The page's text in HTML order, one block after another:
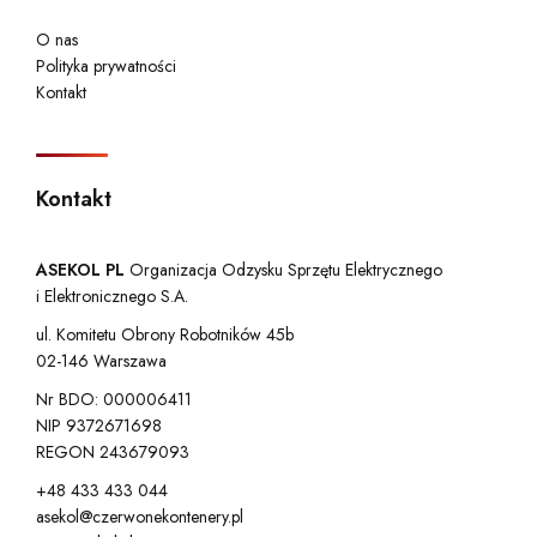
O nas
Polityka prywatności
Kontakt
Kontakt
ASEKOL PL Organizacja Odzysku Sprzętu Elektrycznego
i Elektronicznego S.A.
ul. Komitetu Obrony Robotników 45b
02-146 Warszawa
Nr BDO: 000006411
NIP 9372671698
REGON 243679093
+48 433 433 044
asekol@czerwonekontenery.pl